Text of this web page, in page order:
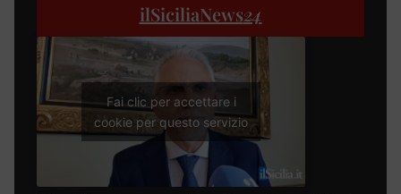
ilSiciliaNews24
Fai clic per accettare i
cookie per questo servizio